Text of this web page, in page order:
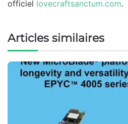
officiel lovecraftsanctum.com.
Articles similaires